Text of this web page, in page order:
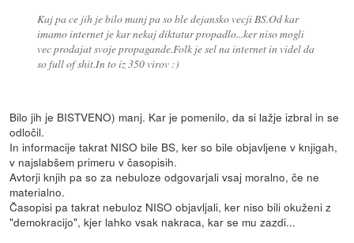
Kaj pa ce jih je bilo manj pa so ble dejansko vecji BS.Od kar
imamo internet je kar nekaj diktatur propadlo...ker niso mogli
vec prodajat svoje propagande.Folk je sel na internet in videl da
so full of shit.In to iz 350 virov :)
Bilo jih je BISTVENO) manj. Kar je pomenilo, da si lažje izbral in se
odločil.
In informacije takrat NISO bile BS, ker so bile objavljene v knjigah,
v najslabšem primeru v časopisih.
Avtorji knjih pa so za nebuloze odgovarjali vsaj moralno, če ne
materialno.
Časopisi pa takrat nebuloz NISO objavljali, ker niso bili okuženi z
"demokracijo", kjer lahko vsak nakraca, kar se mu zazdi...